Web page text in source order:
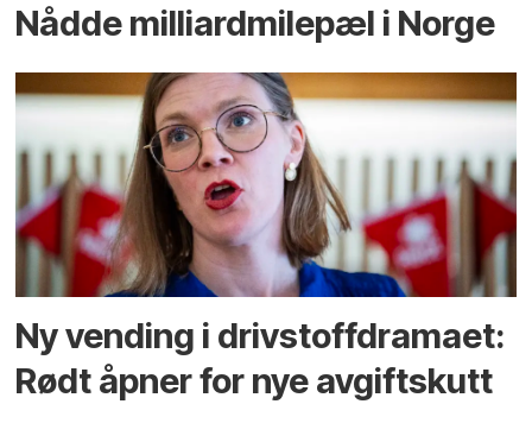
Nådde milliard­­milepæl i Norge
Ny vending i drivstoffdramaet:
Rødt åpner for nye avgiftskutt